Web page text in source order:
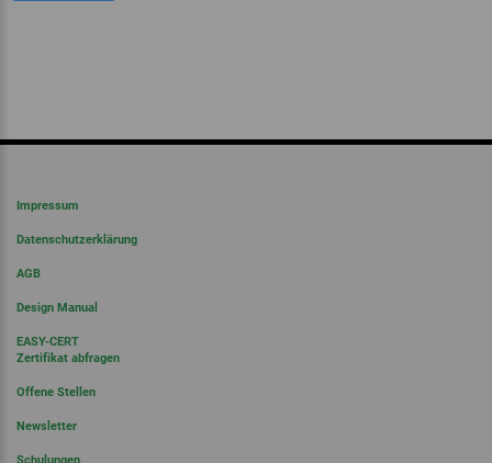
Impressum
Datenschutzerklärung
AGB
Design Manual
EASY-CERT
Zertifikat abfragen
Offene Stellen
Newsletter
Schulungen